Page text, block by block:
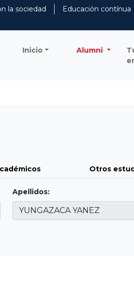
la sociedad Educación contínua
Inicio Alumni
Otros
Apellidos: